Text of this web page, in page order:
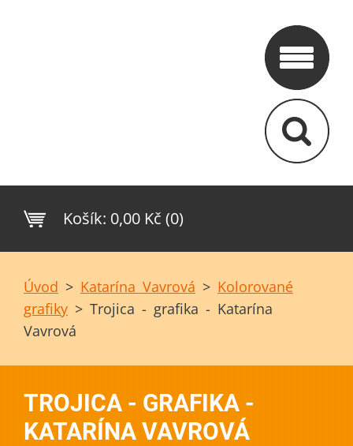
Košík: 0,00 Kč (0)
Úvod > Katarína Vavrová > Kolorované
grafiky > Trojica - grafika - Katarína
Vavrová
TROJICA - GRAFIKA -
KATARÍNA VAVROVÁ